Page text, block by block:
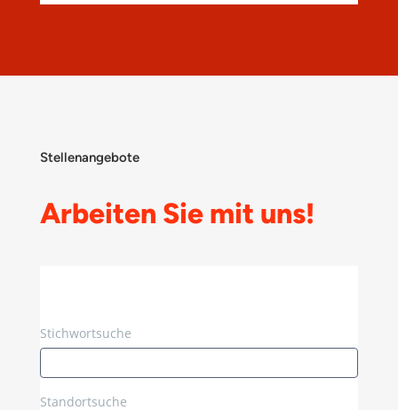
Stellenangebote
Arbeiten Sie mit uns!